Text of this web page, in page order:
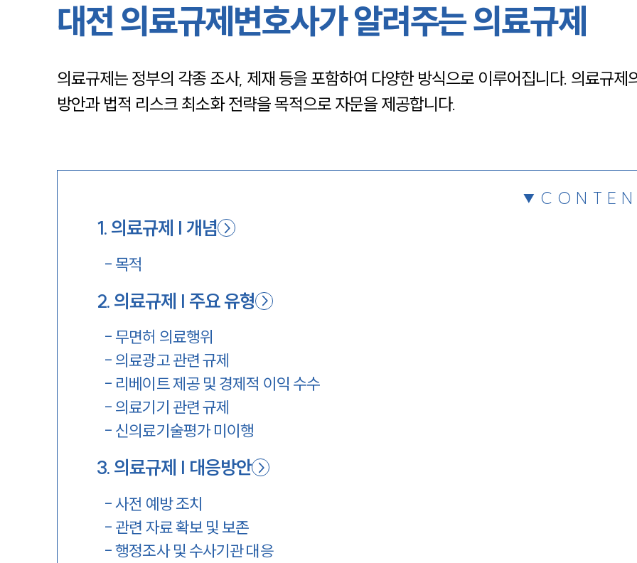
채용정보
대전 의료규제변호사가 알려주는 의료규제
의료규제는 정부의 각종 조사, 제재 등을 포함하여 다양한 방식으로 이루어집니다. 의료규제
방안과 법적 리스크 최소화 전략을 목적으로 자문을 제공합니다.
1. 의료규제 | 개념
- 목적
2. 의료규제 | 주요 유형
- 무면허 의료행위
- 의료광고 관련 규제
- 리베이트 제공 및 경제적 이익 수수
- 의료기기 관련 규제
- 신의료기술평가 미이행
3. 의료규제 | 대응방안
-사전 예방 조치
- 관련 자료 확보 및 보존
-행정조사 및 수사기관 대응